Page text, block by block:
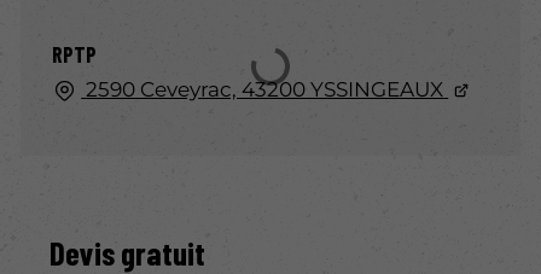
RPTP
2590 Ceveyrac, 43200 YSSINGEAUX
Devis gratuit